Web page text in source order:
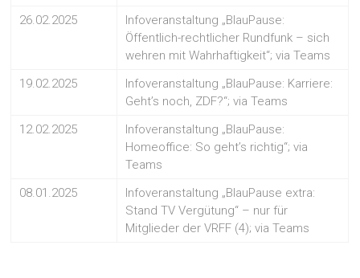
26.02.2025
Infoveranstaltung „BlauPause:
Öffentlich-rechtlicher Rundfunk – sich
wehren mit Wahrhaftigkeit“; via Teams
19.02.2025
Infoveranstaltung „BlauPause: Karriere:
Geht’s noch, ZDF?“; via Teams
12.02.2025
Infoveranstaltung „BlauPause:
Homeoffice: So geht’s richtig“; via
Teams
08.01.2025
Infoveranstaltung „BlauPause extra:
Stand TV Vergütung“ – nur für
Mitglieder der VRFF (4); via Teams